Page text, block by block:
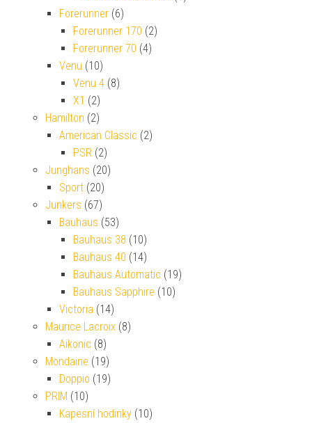
Forerunner (6)
Forerunner 170 (2)
Forerunner 70 (4)
Venu (10)
Venu 4 (8)
X1 (2)
Hamilton (2)
American Classic (2)
PSR (2)
Junghans (20)
Sport (20)
Junkers (67)
Bauhaus (53)
Bauhaus 38 (10)
Bauhaus 40 (14)
Bauhaus Automatic (19)
Bauhaus Sapphire (10)
Victoria (14)
Maurice Lacroix (8)
Aikonic (8)
Mondaine (19)
Doppio (19)
PRIM (10)
Kapesní hodinky (10)